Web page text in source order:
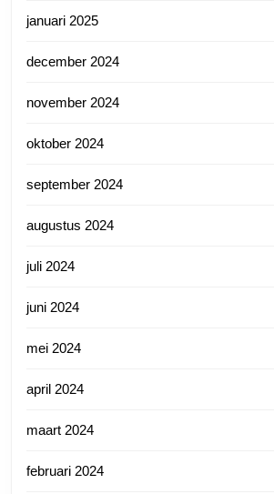
januari 2025
december 2024
november 2024
oktober 2024
september 2024
augustus 2024
juli 2024
juni 2024
mei 2024
april 2024
maart 2024
februari 2024